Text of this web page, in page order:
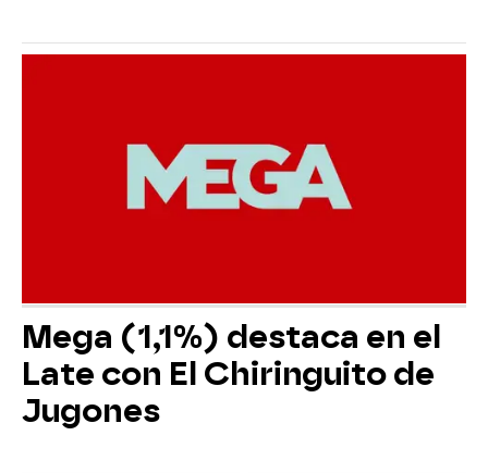
Mega (1,1%) destaca en el
Late con El Chiringuito de
Jugones